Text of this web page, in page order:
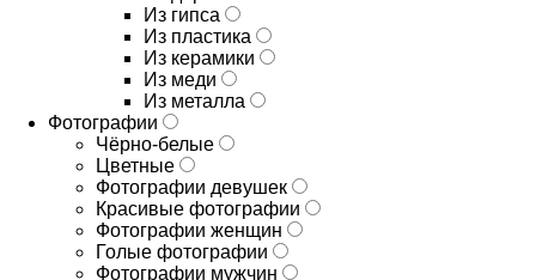
Из гипса
Из пластика
Из керамики
Из меди
Из металла
Фотографии
Чёрно-белые
Цветные
Фотографии девушек
Красивые фотографии
Фотографии женщин
Голые фотографии
Фотографии мужчин